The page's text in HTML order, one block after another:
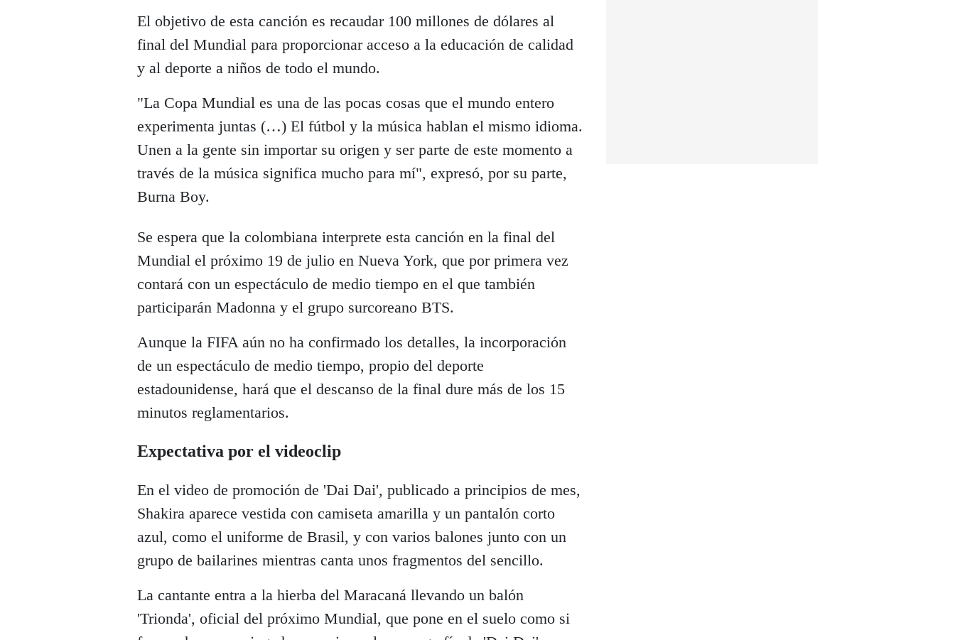
El objetivo de esta canción es recaudar 100 millones de dólares al
final del Mundial para proporcionar acceso a la educación de calidad
y al deporte a niños de todo el mundo.
"La Copa Mundial es una de las pocas cosas que el mundo entero
experimenta juntas (…) El fútbol y la música hablan el mismo idioma.
Unen a la gente sin importar su origen y ser parte de este momento a
través de la música significa mucho para mí", expresó, por su parte,
Burna Boy.
Se espera que la colombiana interprete esta canción en la final del
Mundial el próximo 19 de julio en Nueva York, que por primera vez
contará con un espectáculo de medio tiempo en el que también
participarán Madonna y el grupo surcoreano BTS.
Aunque la FIFA aún no ha confirmado los detalles, la incorporación
de un espectáculo de medio tiempo, propio del deporte
estadounidense, hará que el descanso de la final dure más de los 15
minutos reglamentarios.
Expectativa por el videoclip
En el video de promoción de 'Dai Dai', publicado a principios de mes,
Shakira aparece vestida con camiseta amarilla y un pantalón corto
azul, como el uniforme de Brasil, y con varios balones junto con un
grupo de bailarines mientras canta unos fragmentos del sencillo.
La cantante entra a la hierba del Maracaná llevando un balón
'Trionda', oficial del próximo Mundial, que pone en el suelo como si